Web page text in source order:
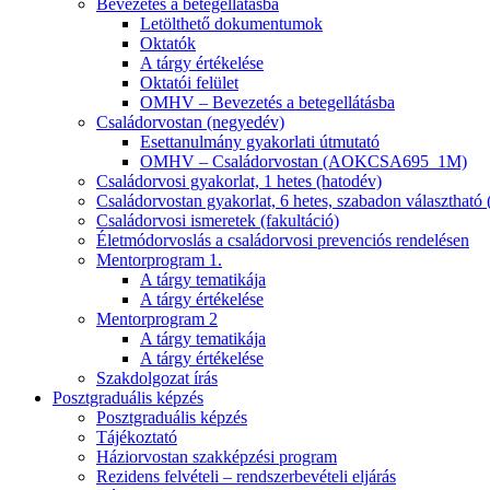
Letölthető dokumentumok
Oktatók
A tárgy értékelése
Oktatói felület
OMHV – Bevezetés a betegellátásba
Családorvostan (negyedév)
Esettanulmány gyakorlati útmutató
OMHV – Családorvostan (AOKCSA695_1M)
Családorvosi gyakorlat, 1 hetes (hatodév)
Családorvostan gyakorlat, 6 hetes, szabadon választható
Családorvosi ismeretek (fakultáció)
Életmódorvoslás a családorvosi prevenciós rendelésen
Mentorprogram 1.
A tárgy tematikája
A tárgy értékelése
Mentorprogram 2
A tárgy tematikája
A tárgy értékelése
Szakdolgozat írás
Posztgraduális képzés
Posztgraduális képzés
Tájékoztató
Háziorvostan szakképzési program
Rezidens felvételi – rendszerbevételi eljárás